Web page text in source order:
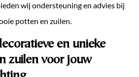
wij ondersteuning en advies bij
potten en zuilen.
en unieke
zuilen voor jouw